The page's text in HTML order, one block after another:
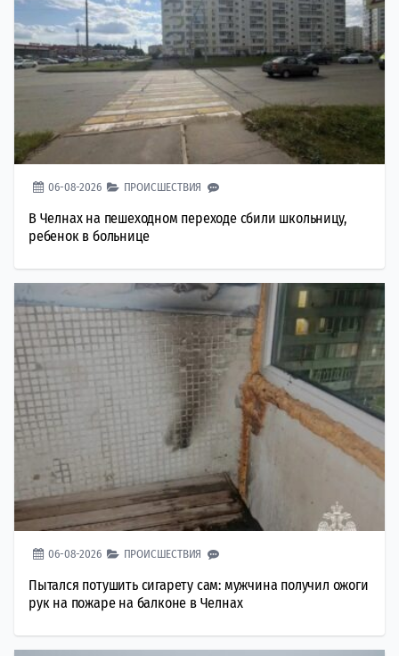
06-08-2026 ПРОИСШЕСТВИЯ
В Челнах на пешеходном переходе сбили школьницу,
ребенок в больнице
06-08-2026 ПРОИСШЕСТВИЯ
Пытался потушить сигарету сам: мужчина получил ожоги
рук на пожаре на балконе в Челнах